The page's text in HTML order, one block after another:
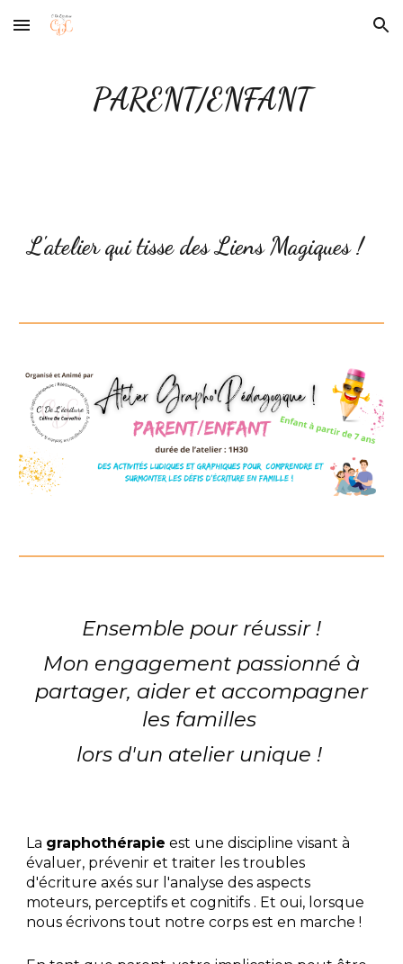
Skip to main content Skip to navigation
PARENT/ENFANT
L'atelier quitisse des Liens Magiques !
Ensemble pour réussir!
Mon engagement passionné à
partager, aider et accompagner
les familles
lors d'un atelier unique !
La graphothérapie est une discipline visant à
évaluer, prévenir et traiter les troubles
d'écriture axés sur l'analyse des aspects
moteurs, perceptifs et cognitifs . Et oui, lorsque
nous écrivons tout notre corps est en marche !